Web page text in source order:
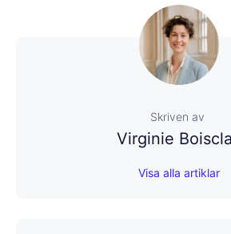
Skriven av
Virginie
Visa alla artiklar